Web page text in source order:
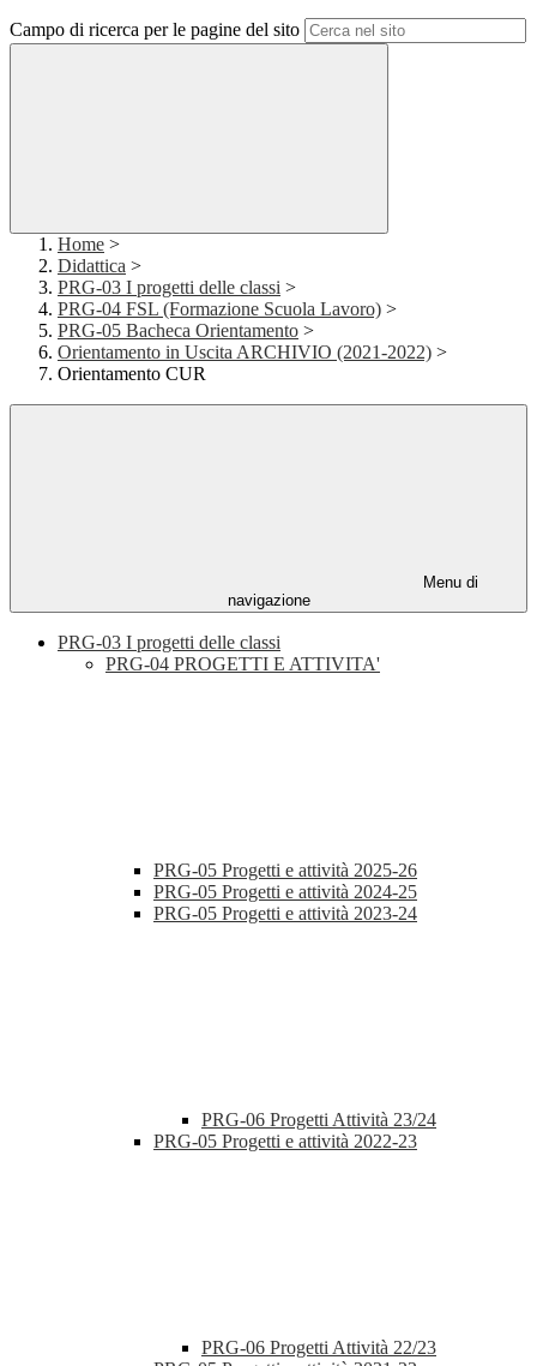
Campo di ricerca per le pagine del sito
Home >
Didattica >
PRG-03 I progetti delle classi >
PRG-04 FSL (Formazione Scuola Lavoro) >
PRG-05 Bacheca Orientamento >
Orientamento in Uscita ARCHIVIO (2021-2022) >
Orientamento CUR
Menu di
navigazione
PRG-03 I progetti delle classi
PRG-04 PROGETTI E ATTIVITA'
PRG-05 Progetti e attività 2025-26
PRG-05 Progetti e attività 2024-25
PRG-05 Progetti e attività 2023-24
PRG-06 Progetti Attività 23/24
PRG-05 Progetti e attività 2022-23
PRG-06 Progetti Attività 22/23